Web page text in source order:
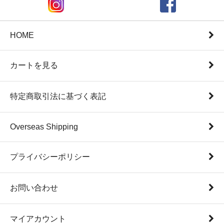
HOME
カートを見る
特定商取引法に基づく表記
Overseas Shipping
プライバシーポリシー
お問い合わせ
マイアカウント